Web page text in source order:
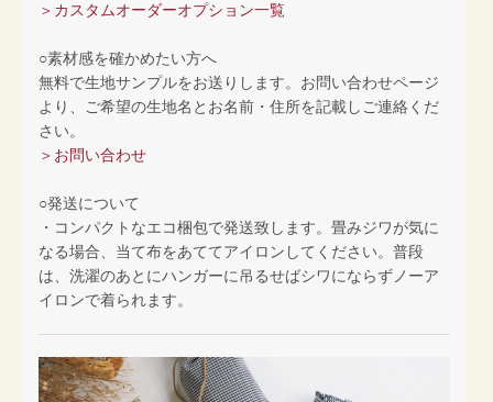
＞カスタムオーダーオプション一覧
○素材感を確かめたい方へ
無料で生地サンプルをお送りします。お問い合わせページ
より、ご希望の生地名とお名前・住所を記載しご連絡くだ
さい。
＞お問い合わせ
○発送について
・コンパクトなエコ梱包で発送致します。畳みジワが気に
なる場合、当て布をあててアイロンしてください。普段
は、洗濯のあとにハンガーに吊るせばシワにならずノーア
イロンで着られます。